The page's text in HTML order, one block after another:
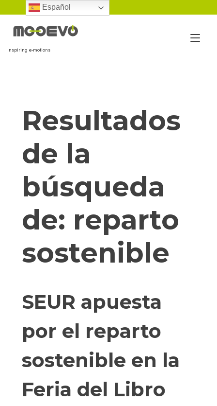
al
Inspiring e-motions
Resultados
de la
búsqueda
de: reparto
sostenible
SEUR apuesta
por el reparto
sostenible en la
Feria del Libro
Español